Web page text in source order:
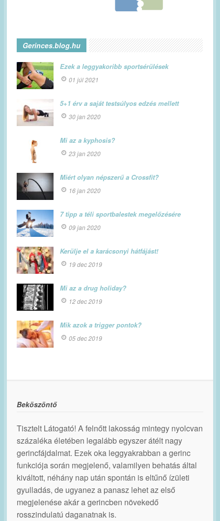
Gerinces.blog.hu
Ezek a leggyakoribb sportsérülések
01 júl 2021
5+1 érv a saját testsúlyos edzés mellett
30 jan 2020
Mi az a kyphosis?
23 jan 2020
Miért olyan népszerű a Crossfit?
16 jan 2020
7 tipp a téli sportbalestek megelőzésére
09 jan 2020
Kerülje el a karácsonyi hátfájást!
19 dec 2019
Mi az a drug holiday?
12 dec 2019
Mik azok a trigger pontok?
05 dec 2019
Beköszöntő
Tisztelt Látogató! A felnőtt lakosság mintegy nyolcvan
százaléka életében legalább egyszer átélt nagy
gerincfájdalmat. Ezek oka leggyakrabban a gerinc
funkciója során megjelenő, valamilyen behatás által
kiváltott, néhány nap után spontán is eltűnő ízületi
gyulladás, de ugyanez a panasz lehet az első
megjelenése akár a gerincben növekedő
rosszindulatú daganatnak is.